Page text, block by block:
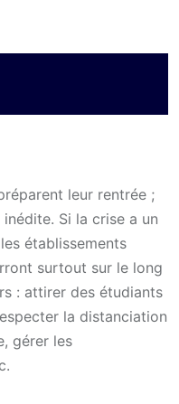
leur rentrée ;
Si la crise a un
établissements
surtout sur le long
: attirer des étudiants
la distanciation
gérer les